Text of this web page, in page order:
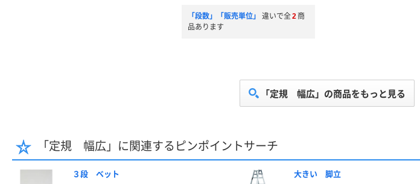
「段数」「販売単位」 違いで全2 商
品あります
「定規 幅広」の商品をもっと見る
「定規 幅広」に関連するピンポイントサーチ
３段 ベット
大きい 脚立